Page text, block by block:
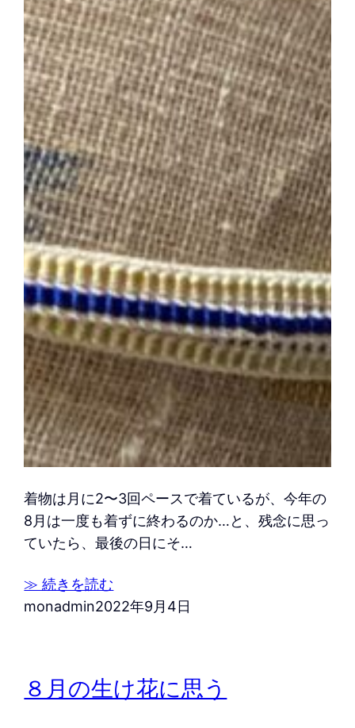
着物は月に2〜3回ペースで着ているが、今年の
8月は一度も着ずに終わるのか…と、残念に思っ
ていたら、最後の日にそ…
≫ 続きを読む
monadmin2022年9月4日
８月の生け花に思う